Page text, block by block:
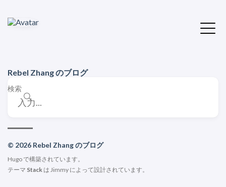
Rebel Zhang のブログ
検索
© 2026 Rebel Zhang のブログ
Hugoで構築されています。
テーマ Stack は Jimmy によって設計されています。